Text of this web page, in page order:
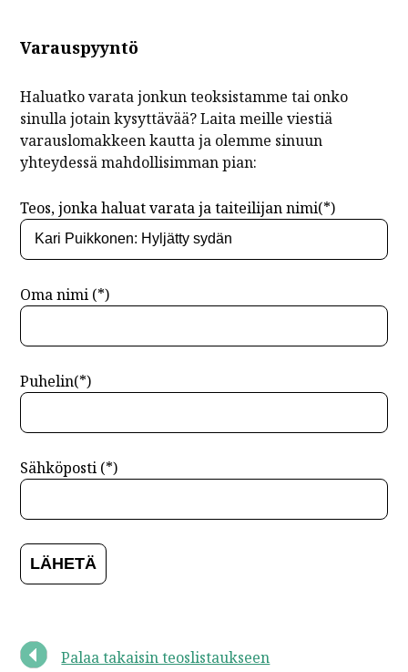
Varauspyyntö
Haluatko varata jonkun teoksistamme tai onko
sinulla jotain kysyttävää? Laita meille viestiä
varauslomakkeen kautta ja olemme sinuun
yhteydessä mahdollisimman pian:
Teos, jonka haluat varata ja taiteilijan nimi(*)
Oma nimi (*)
Puhelin(*)
Sähköposti (*)
Palaa takaisin teoslistaukseen